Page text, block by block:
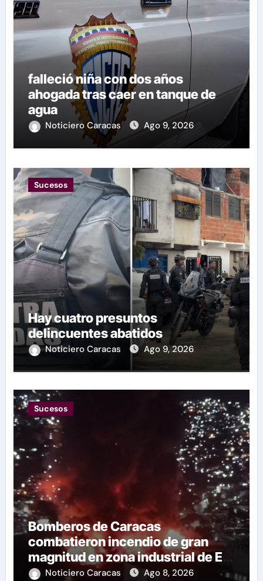
falleció niña con dos años
ahogada tras caer en tanque de
agua
Noticiero Caracas Ago 9, 2026
Sucesos
Hay cuatro presuntos
delincuentes abatidos
Noticiero Caracas Ago 9, 2026
Sucesos
Bomberos de Caracas
combatieron incendio de gran
magnitud en zona industrial de El
Llanito
Noticiero Caracas Ago 8, 2026